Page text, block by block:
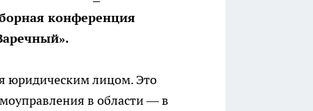
конференция
юридическим лицом. Это
в области — в